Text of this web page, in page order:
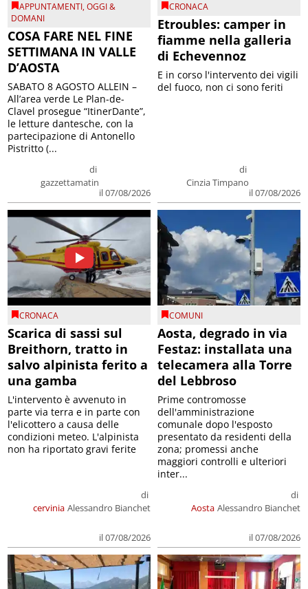
APPUNTAMENTI,OGGI &
DOMANI
COSA FARE NEL FINE
SETTIMANA IN VALLE
D’AOSTA
di
gazzettamatin
il 07/08/2026
SABATO 8 AGOSTO ALLEIN –
All’area verde Le Plan-de-
Clavel prosegue “ItinerDante”,
le letture dantesche, con la
partecipazione di Antonello
Pistritto (...
CRONACA
Etroubles: camper in
fiamme nella galleria
di Echevennoz
di
Cinzia Timpano
il 07/08/2026
E in corso l'intervento dei vigili
del fuoco, non ci sono feriti
CRONACA
Scarica di sassi sul
Breithorn, tratto in
salvo alpinista ferito a
una gamba
cervinia
di
Alessandro Bianchet
il 07/08/2026
L'intervento è avvenuto in
parte via terra e in parte con
l'elicottero a causa delle
condizioni meteo. L'alpinista
non ha riportato gravi ferite
COMUNI
Aosta, degrado in via
Festaz: installata una
telecamera alla Torre
del Lebbroso
Aosta
di
Alessandro Bianchet
il 07/08/2026
Prime contromosse
dell'amministrazione
comunale dopo l'esposto
presentato da residenti della
zona; promessi anche
maggiori controlli e ulteriori
inter...